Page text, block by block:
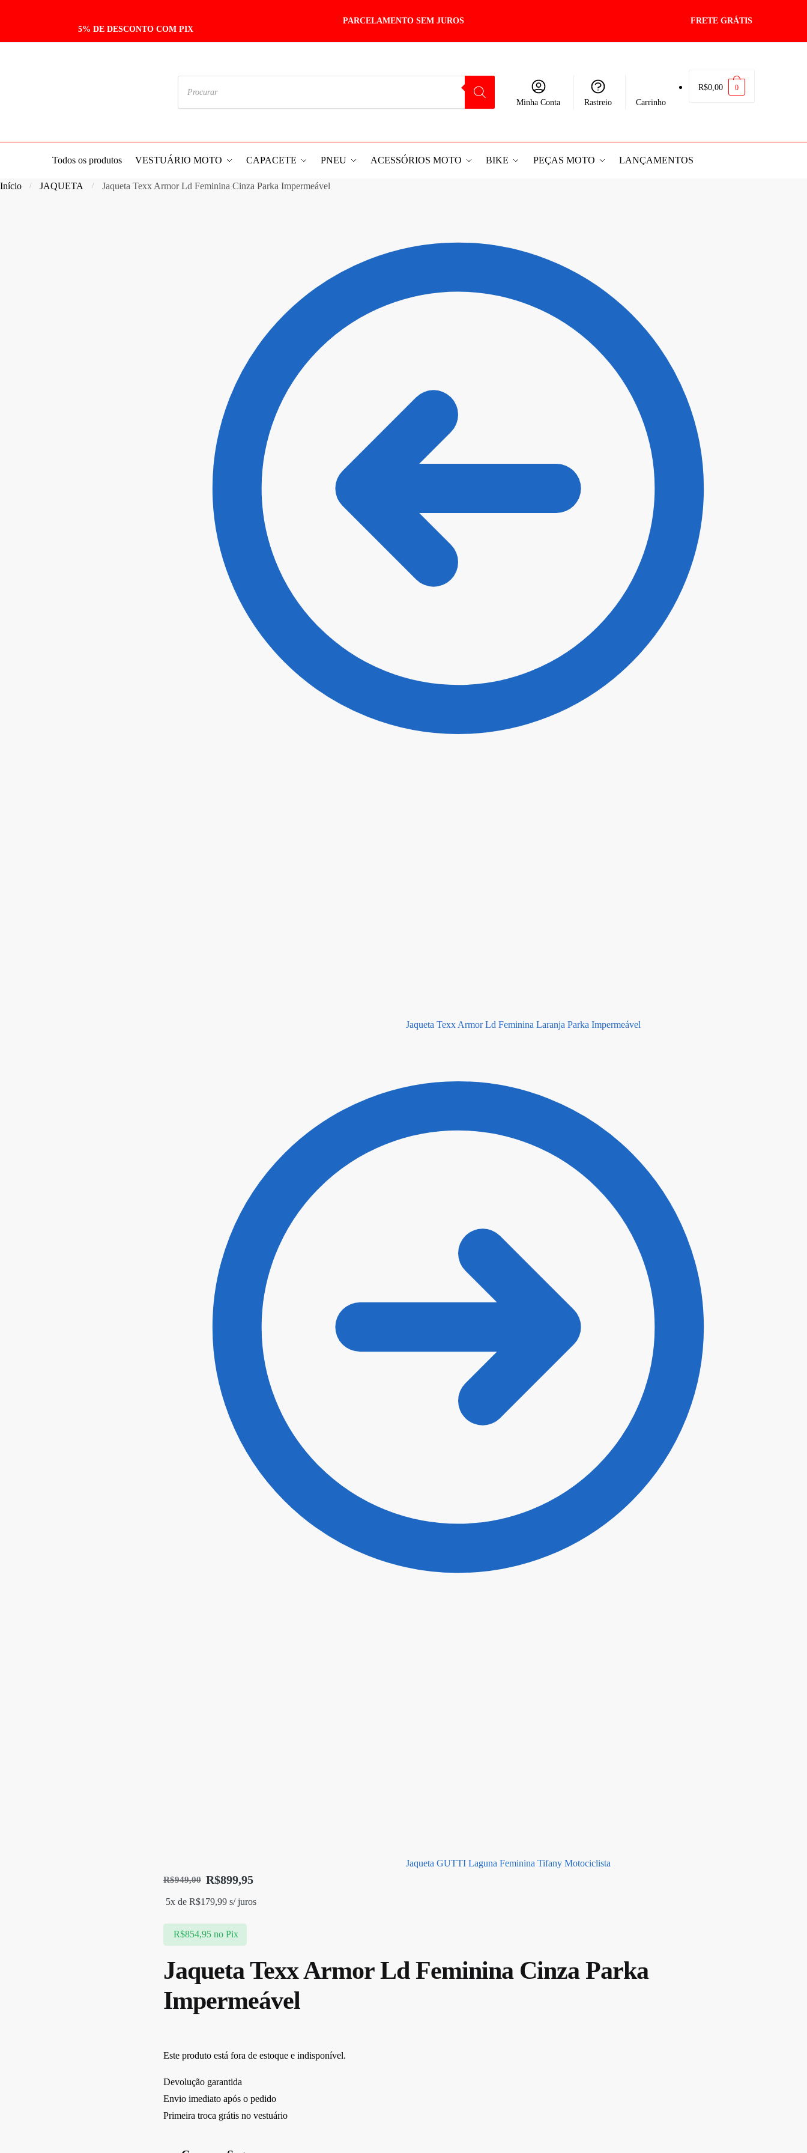
5% DE DESCONTO COM PIX
PARCELAMENTO SEM JUROS FRETE GRÁTIS
Pesquisar
produtos
Minha Conta Rastreio Carrinho
R$0,00 0
Todos os produtos VESTUÁRIO MOTO CAPACETE PNEU ACESSÓRIOS MOTO BIKE PEÇAS MOTO LANÇAMENTOS
Início / JAQUETA / Jaqueta Texx Armor Ld Feminina Cinza Parka Impermeável
Jaqueta Texx Armor Ld Feminina Laranja Parka Impermeável
Jaqueta GUTTI Laguna Feminina Tifany Motociclista
R$949,00
preço
original
era:
R$949,00.
R$899,95
preço
atual
é:
R$899,95.
5x de R$179,99s/ juros
R$854,95 no Pix
Jaqueta Texx Armor Ld Feminina Cinza Parka
Impermeável
Este produto está fora de estoque e indisponível.
Devolução garantida
Envio imediato após o pedido
Primeira troca grátis no vestuário